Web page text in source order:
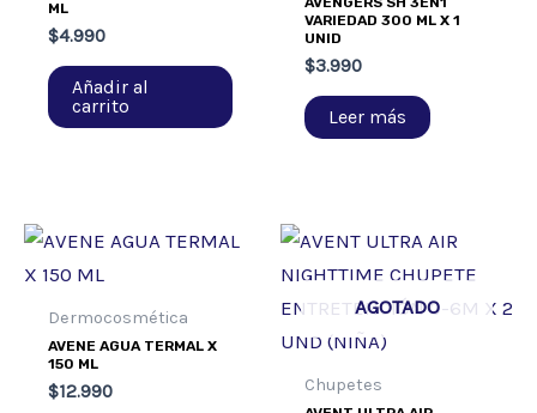
ML
$4.990
Añadir al
carrito
VARIEDAD 300 ML X 1
UNID
$3.990
Leer más
Dermocosmética
AVENE AGUA TERMAL X
150 ML
$12.990
AGOTADO
Chupetes